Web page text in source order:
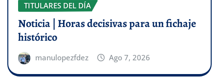
TITULARES DEL DÍA
Noticia | Horas decisivas para un fichaje
histórico
manulopezfdez Ago 7, 2026